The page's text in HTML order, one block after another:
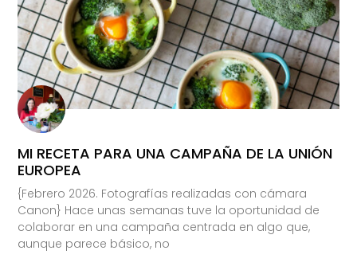
MI RECETA PARA UNA CAMPAÑA DE LA UNIÓN
EUROPEA
{Febrero 2026. Fotografías realizadas con cámara
Canon} Hace unas semanas tuve la oportunidad de
colaborar en una campaña centrada en algo que,
aunque parece básico, no